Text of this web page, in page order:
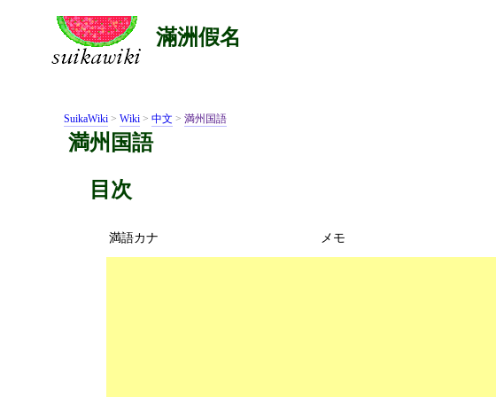
滿洲假名
SuikaWiki > Wiki > 中文 > 満州国語
満州国語
目次
満語カナ メモ